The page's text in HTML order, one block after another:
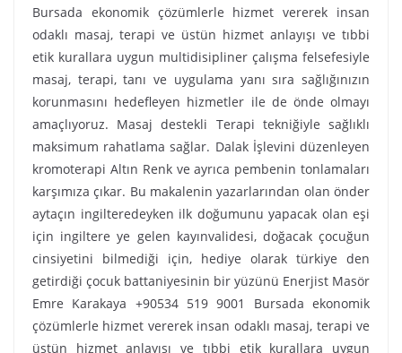
Bursada ekonomik çözümlerle hizmet vererek insan
odaklı masaj, terapi ve üstün hizmet anlayışı ve tıbbi
etik kurallara uygun multidisipliner çalışma felsefesiyle
masaj, terapi, tanı ve uygulama yanı sıra sağlığınızın
korunmasını hedefleyen hizmetler ile de önde olmayı
amaçlıyoruz. Masaj destekli Terapi tekniğiyle sağlıklı
maksimum rahatlama sağlar. Dalak İşlevini düzenleyen
kromoterapi Altın Renk ve ayrıca pembenin tonlamaları
karşımıza çıkar. Bu makalenin yazarlarından olan önder
aytaçın ingilteredeyken ilk doğumunu yapacak olan eşi
için ingiltere ye gelen kayınvalidesi, doğacak çocuğun
cinsiyetini bilmediği için, hediye olarak türkiye den
getirdiği çocuk battaniyesinin bir yüzünü Enerjist Masör
Emre Karakaya +90534 519 9001 Bursada ekonomik
çözümlerle hizmet vererek insan odaklı masaj, terapi ve
üstün hizmet anlayışı ve tıbbi etik kurallara uygun